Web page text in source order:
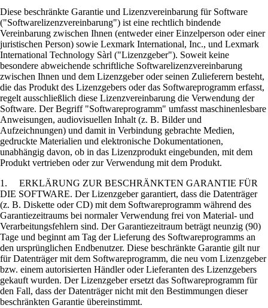
Diese beschränkte Garantie und Lizenzvereinbarung für Software
("Softwarelizenzvereinbarung") ist eine rechtlich bindende
Vereinbarung zwischen Ihnen (entweder einer Einzelperson oder einer
juristischen Person) sowie Lexmark International, Inc., und Lexmark
International Technology Sàrl ("Lizenzgeber"). Soweit keine
besondere abweichende schriftliche Softwarelizenzvereinbarung
zwischen Ihnen und dem Lizenzgeber oder seinen Zulieferern besteht,
die das Produkt des Lizenzgebers oder das Softwareprogramm erfasst,
regelt ausschließlich diese Lizenzvereinbarung die Verwendung der
Software. Der Begriff "Softwareprogramm" umfasst maschinenlesbare
Anweisungen, audiovisuellen Inhalt (z. B. Bilder und
Aufzeichnungen) und damit in Verbindung gebrachte Medien,
gedruckte Materialien und elektronische Dokumentationen,
unabhängig davon, ob in das Lizenzprodukt eingebunden, mit dem
Produkt vertrieben oder zur Verwendung mit dem Produkt.
1. ERKLÄRUNG ZUR BESCHRÄNKTEN GARANTIE FÜR
DIE SOFTWARE. Der Lizenzgeber garantiert, dass die Datenträger
(z. B. Diskette oder CD) mit dem Softwareprogramm während des
Garantiezeitraums bei normaler Verwendung frei von Material- und
Verarbeitungsfehlern sind. Der Garantiezeitraum beträgt neunzig (90)
Tage und beginnt am Tag der Lieferung des Softwareprogramms an
den ursprünglichen Endbenutzer. Diese beschränkte Garantie gilt nur
für Datenträger mit dem Softwareprogramm, die neu vom Lizenzgeber
bzw. einem autorisierten Händler oder Lieferanten des Lizenzgebers
gekauft wurden. Der Lizenzgeber ersetzt das Softwareprogramm für
den Fall, dass der Datenträger nicht mit den Bestimmungen dieser
beschränkten Garantie übereinstimmt.